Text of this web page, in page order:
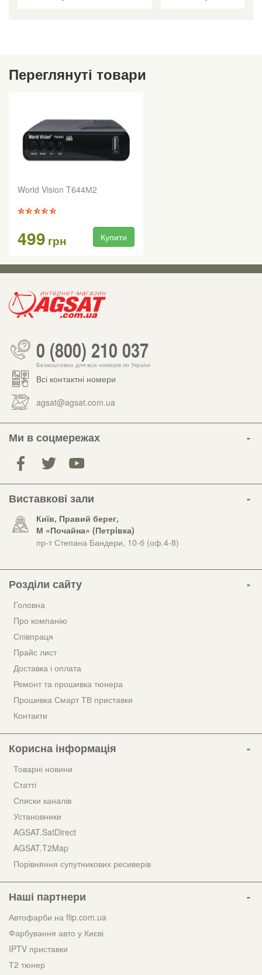
Переглянуті товари
World Vision T644М2
499 грн Купити
0 (800) 210 037
Безкоштовно для всіх номерів по Україні
Всі контактні номери
agsat@agsat.com.ua
Ми в соцмережах
Виставкові зали
Київ, Правий берег,
М «Почайна» (Петрiвка)
пр-т Степана Бандери, 10-б (оф.4-8)
Розділи сайту
Головна
Про компанію
Співпраця
Прайс лист
Доставка і оплата
Ремонт та прошивка тюнера
Прошивка Смарт ТВ приставки
Контакти
Корисна інформація
Товарні новини
Статті
Списки каналів
Установники
AGSAT.SatDirect
AGSAT.T2Map
Порівняння супутникових ресиверів
Наші партнери
Автофарби на flip.com.ua
Фарбування авто у Києві
IPTV приставки
Т2 тюнер